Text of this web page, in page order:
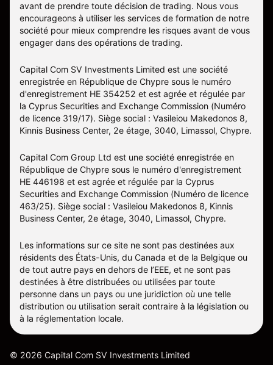
avant de prendre toute décision de trading. Nous vous
encourageons à utiliser les services de formation de notre
société pour mieux comprendre les risques avant de vous
engager dans des opérations de trading.
Capital Com SV Investments Limited est une société
enregistrée en République de Chypre sous le numéro
d'enregistrement HE 354252 et est agrée et régulée par
la Cyprus Securities and Exchange Commission (Numéro
de licence 319/17). Siège social : Vasileiou Makedonos 8,
Kinnis Business Center, 2e étage, 3040, Limassol, Chypre.
Capital Com Group Ltd est une société enregistrée en
République de Chypre sous le numéro d'enregistrement
ΗΕ 446198 et est agrée et régulée par la Cyprus
Securities and Exchange Commission (Numéro de licence
463/25). Siège social : Vasileiou Makedonos 8, Kinnis
Business Center, 2e étage, 3040, Limassol, Chypre.
Les informations sur ce site ne sont pas destinées aux
résidents des États-Unis, du Canada et de la Belgique ou
de tout autre pays en dehors de l’EEE, et ne sont pas
destinées à être distribuées ou utilisées par toute
personne dans un pays ou une juridiction où une telle
distribution ou utilisation serait contraire à la législation ou
à la réglementation locale.
© 2026 Capital Com SV Investments Limited